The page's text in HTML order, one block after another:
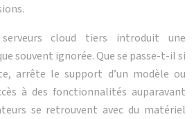
serveurs cloud tiers introduit une
souvent ignorée. Que se passe-t-il si
arrête le support d’un modèle ou
à des fonctionnalités auparavant
se retrouvent avec du matériel